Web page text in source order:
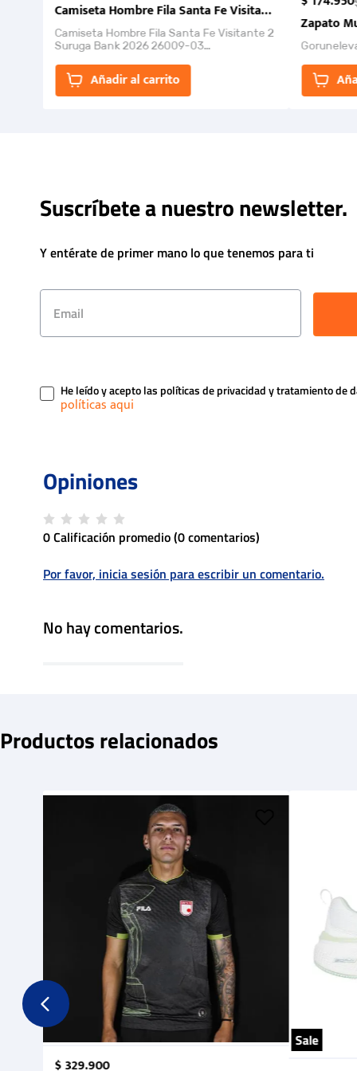
Camiseta Hombre Fila Santa Fe Visitante 2 Suruga
Camiseta Hombre Fila Santa Fe Visitante 2
Suruga Bank 2026 26009-03
la Et...
Añadir al carrito
Zapato
Suscríbete a nuestro newsletter.
Y entérate de primer mano lo que tenemos para ti
He leído y acepto las políticas de privacidad y tratamiento de
0 Calificación promedio(0 comentarios)
Por favor, inicia sesión para escribir un comentario.
No hay comentarios.
Productos relacionados
$329.900
Sale